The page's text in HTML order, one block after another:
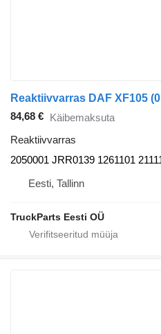
84,68 € Käibemaksuta
Reaktiivvarras
2050001 JRR0139 1261101
Eesti, Tallinn
TruckParts Eesti OÜ